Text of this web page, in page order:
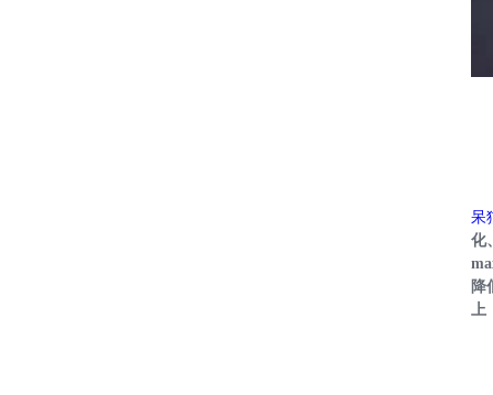
呆
化
降
上